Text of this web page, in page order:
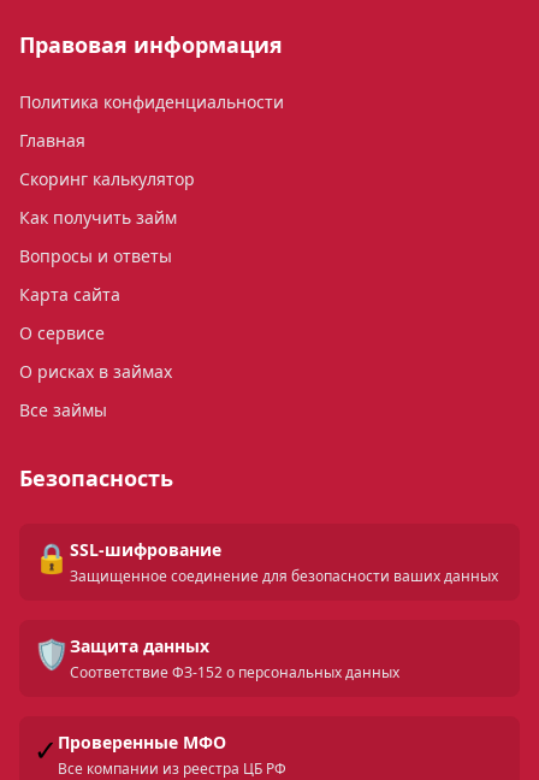
Правовая информация
Политика конфиденциальности
Главная
Скоринг калькулятор
Как получить займ
Вопросы и ответы
Карта сайта
О сервисе
О рисках в займах
Все займы
Безопасность
🔒 SSL-шифрование
Защищенное соединение для безопасности ваших данных
🛡️ Защита данных
Соответствие ФЗ-152 о персональных данных
✓ Проверенные МФО
Все компании из реестра ЦБ РФ